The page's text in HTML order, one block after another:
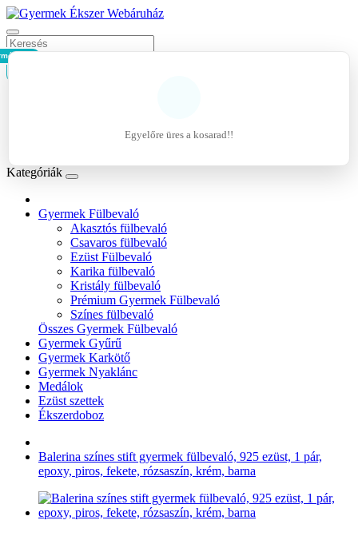
- 0Ft
Egyelőre üres a kosarad!!
Kategóriák
Gyermek Fülbevaló
Akasztós fülbevaló
Csavaros fülbevaló
Ezüst Fülbevaló
Karika fülbevaló
Kristály fülbevaló
Prémium Gyermek Fülbevaló
Színes fülbevaló
Összes Gyermek Fülbevaló
Gyermek Gyűrű
Gyermek Karkötő
Gyermek Nyaklánc
Medálok
Ezüst szettek
Ékszerdoboz
Balerina színes stift gyermek fülbevaló, 925 ezüst, 1 pár,
epoxy, piros, fekete, rózsaszín, krém, barna